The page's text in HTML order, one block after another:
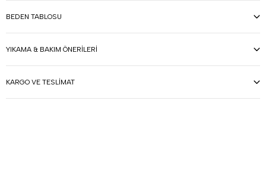
BEDEN TABLOSU
YIKAMA & BAKIM ÖNERILERI
KARGO VE TESLIMAT